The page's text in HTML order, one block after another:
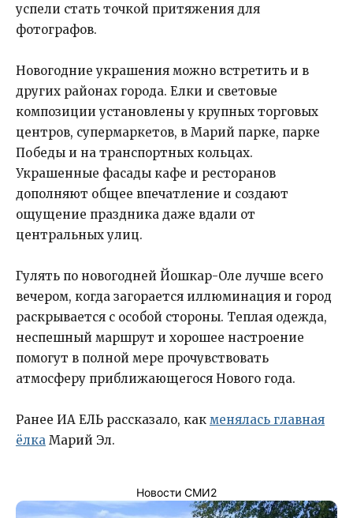
успели стать точкой притяжения для
фотографов.
Новогодние украшения можно встретить и в
других районах города. Елки и световые
композиции установлены у крупных торговых
центров, супермаркетов, в Марий парке, парке
Победы и на транспортных кольцах.
Украшенные фасады кафе и ресторанов
дополняют общее впечатление и создают
ощущение праздника даже вдали от
центральных улиц.
Гулять по новогодней Йошкар-Оле лучше всего
вечером, когда загорается иллюминация и город
раскрывается с особой стороны. Теплая одежда,
неспешный маршрут и хорошее настроение
помогут в полной мере прочувствовать
атмосферу приближающегося Нового года.
Ранее ИА ЕЛЬ рассказало, как менялась главная
ёлка Марий Эл.
Новости СМИ2